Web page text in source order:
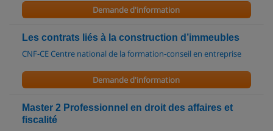
Demande d'information
Les contrats liés à la construction d’immeubles
CNF-CE Centre national de la formation-conseil en entreprise
Demande d'information
Master 2 Professionnel en droit des affaires et
fiscalité